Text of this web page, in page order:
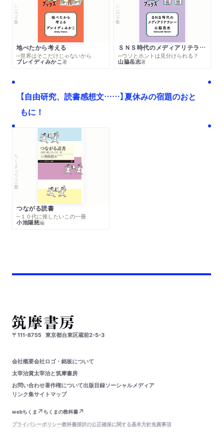
シリーズ・全集
地べたから考える
─世界はそこだけじゃないから
ブレイディみかこ著
シリーズ・全集
ＳＮＳ時代のメディアリテラシー
─ウソとホントは見分けられる？
山脇岳志著
【自由研究、読書感想文……】夏休みの宿題のおと
もに！
ちくまプリマー新書
つながる読書
─１０代に推したいこの一冊
小池陽慈編
〒111-8755 東京都台東区蔵前2-5-3
会社概要会社ロゴ・銘板について
太宰治賞太宰治と筑摩書房
お問い合わせ著作権について出版目録ソーシャルメディア
リンク集サイトマップ
webちくま
ちくまの教科書
プライバシーポリシー教科書採択の公正確保に関する基本方針免責事項